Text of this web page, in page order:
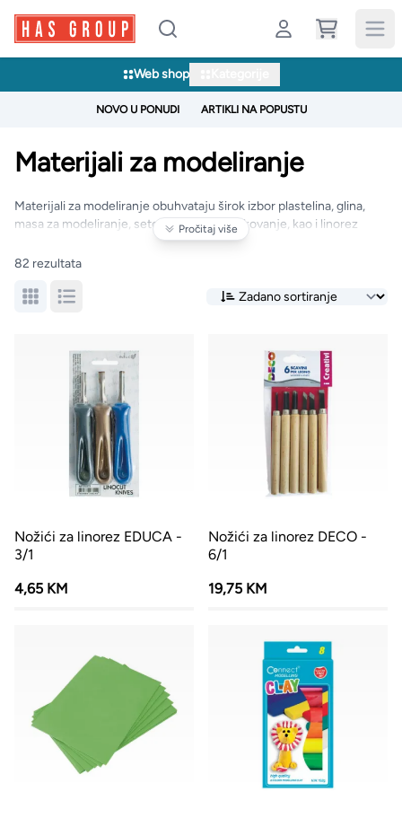
Web shop
NOVO U PONUDI ARTIKLI NA POPUSTU
Materijali za modeliranje
Materijali za modeliranje obuhvataju širok izbor plastelina, glina,
masa za modeliranje, setova i alata za oblikovanje, kao i linorez
ploča i podloga za rezanje. Namijenjeni su kreativnim, školskim i
umjetničkim projektima koji uključuju modeliranje, skulpturu i
Pročitaj više
82 rezultata
Nožići za linorez EDUCA -
3/1
4,65 KM
Nožići za linorez DECO -
6/1
19,75 KM